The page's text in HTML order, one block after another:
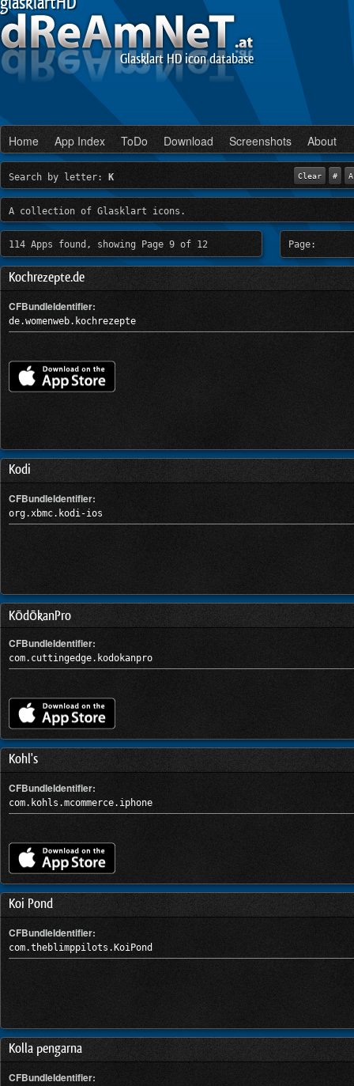
Glasklart HD icon database
Home App Index ToDo Download Screenshots About
Search by letter: K Clear # A
A collection of Glasklart icons.
114 Apps found, showing Page 9 of 12 Page:
Kochrezepte.de
CFBundleIdentifier:
de.womenweb.kochrezepte
Kodi
CFBundleIdentifier:
org.xbmc.kodi-ios
KōdōkanPro
CFBundleIdentifier:
com.cuttingedge.kodokanpro
Kohl's
CFBundleIdentifier:
com.kohls.mcommerce.iphone
Koi Pond
CFBundleIdentifier:
com.theblimppilots.KoiPond
Kolla pengarna
CFBundleIdentifier: